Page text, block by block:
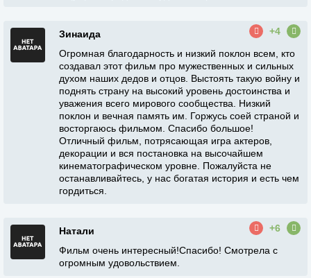
Зинаида
+4
Огромная благодарность и низкий поклон всем, кто
создавал этот фильм про мужественных и сильных
духом наших дедов и отцов. Выстоять такую войну и
поднять страну на высокий уровень достоинства и
уважения всего мирового сообщества. Низкий
поклон и вечная память им. Горжусь соей страной и
восторгаюсь фильмом. Спасибо большое!
Отличный фильм, потрясающая игра актеров,
декорации и вся постановка на высочайшем
кинематографическом уровне. Пожалуйста не
останавливайтесь, у нас богатая история и есть чем
гордиться.
Натали
+6
Фильм очень интересный!Спасибо! Смотрела с
огромным удовольствием.